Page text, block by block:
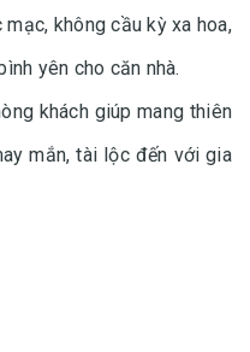
không cầu kỳ xa hoa,
yên cho căn nhà.
khách giúp mang thiên
mắn, tài lộc đến với gia